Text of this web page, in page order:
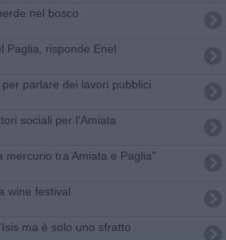
nel bosco
Paglia, risponde Enel
parlare dei lavori pubblici
sociali per l'Amiata
mercurio tra Amiata e Paglia"
wine festival
ma è solo uno sfratto